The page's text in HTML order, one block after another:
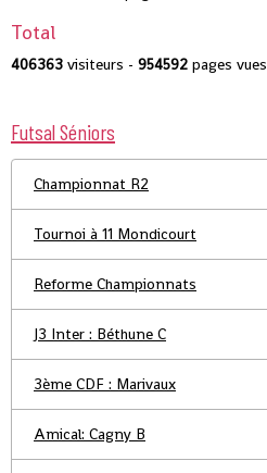
Total
406363 visiteurs - 954592 pages vues
Futsal Séniors
Championnat R2
Tournoi à 11 Mondicourt
Reforme Championnats
J3 Inter : Béthune C
3ème CDF : Marivaux
Amical: Cagny B